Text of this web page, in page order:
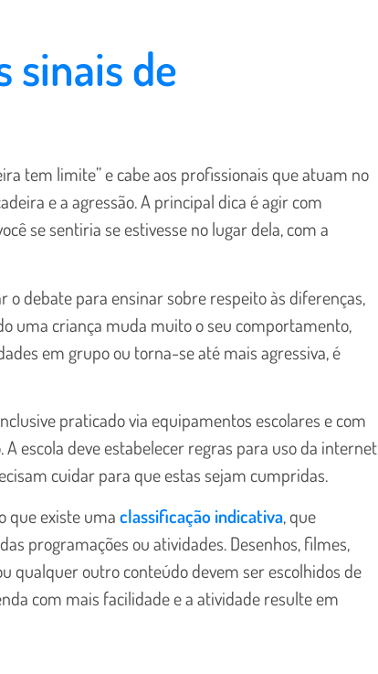
sinais de
tem limite” e cabe aos profissionais que atuam no
e a agressão. A principal dica é agir com
se sentiria se estivesse no lugar dela, com a
o debate para ensinar sobre respeito às diferenças,
uma criança muda muito o seu comportamento,
em grupo ou torna-se até mais agressiva, é
praticado via equipamentos escolares e com
escola deve estabelecer regras para uso da internet
cuidar para que estas sejam cumpridas.
que existe umaclassificação indicativa, que
programações ou atividades. Desenhos, filmes,
qualquer outro conteúdo devem ser escolhidos de
com mais facilidade e a atividade resulte em